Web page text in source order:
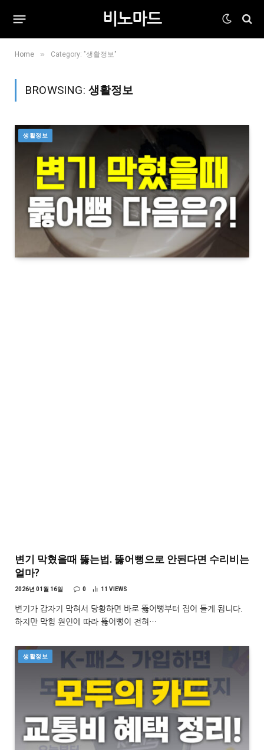
비노마드
Home » Category: "생활정보"
BROWSING: 생활정보
생활정보
변기 막혔을때 뚫는법. 뚫어뻥으로 안된다면 수리비는
얼마?
2026년 01월 16일 0 11 VIEWS
변기가 갑자기 막혀서 당황하면 바로 뚫어뻥부터 집어 들게 됩니다.
하지만 막힘 원인에 따라 뚫어뻥이 전혀…
생활정보